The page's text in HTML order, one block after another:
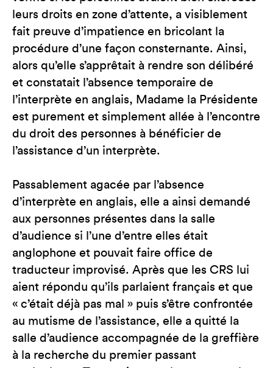
leurs droits en zone d’attente, a visiblement
fait preuve d’impatience en bricolant la
procédure d’une façon consternante. Ainsi,
alors qu’elle s’apprêtait à rendre son délibéré
et constatait l’absence temporaire de
l’interprète en anglais, Madame la Présidente
est purement et simplement allée à l’encontre
du droit des personnes à bénéficier de
l’assistance d’un interprète.
Passablement agacée par l’absence
d’interprète en anglais, elle a ainsi demandé
aux personnes présentes dans la salle
d’audience si l’une d’entre elles était
anglophone et pouvait faire office de
traducteur improvisé. Après que les CRS lui
aient répondu qu’ils parlaient français et que
« c’était déjà pas mal » puis s’être confrontée
au mutisme de l’assistance, elle a quitté la
salle d’audience accompagnée de la greffière
à la recherche du premier passant